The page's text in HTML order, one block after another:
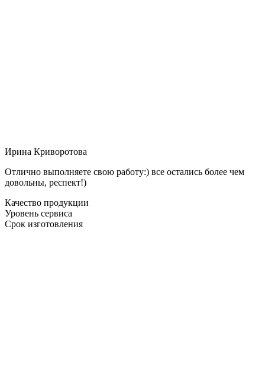
Ирина Криворотова
Отлично выполняете свою работу:) все остались более чем
довольны, респект!)
Качество продукции
Уровень сервиса
Срок изготовления